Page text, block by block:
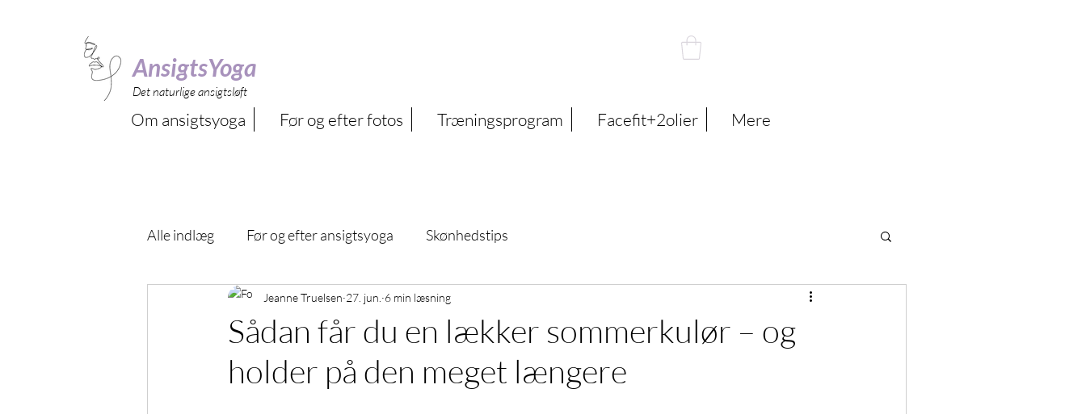
AnsigtsYoga
Det naturlige ansigtsløft
Om ansigtsyoga Før og efter fotos Træningsprogram Facefit+2olier Mere
Alle indlæg Før og efter ansigtsyoga Skønhedstips
Sådan får du en lækker sommerkulør – og
holder på den meget længere
Jeanne Truelsen 27. jun. 6 min læsning